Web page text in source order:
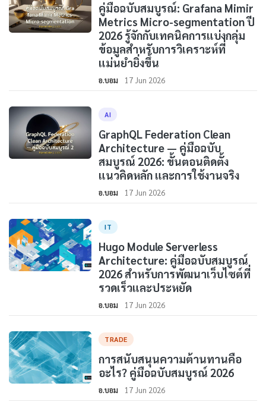
คู่มือฉบับสมบูรณ์: Grafana Mimir
Metrics Micro-segmentation ปี
2026 รู้จักกับเทคนิคการแบ่งกลุ่ม
ข้อมูลสำหรับการวิเคราะห์ที่
แม่นยำยิ่งขึ้น
อ.บอม 17 Jun 2026
AI
GraphQL Federation Clean
Architecture — คู่มือฉบับ
สมบูรณ์ 2026: ขั้นตอนติดตั้ง
แนวคิดหลัก และการใช้งานจริง
อ.บอม 17 Jun 2026
IT
Hugo Module Serverless
Architecture: คู่มือฉบับสมบูรณ์
2026 สำหรับการพัฒนาเว็บไซต์ที่
รวดเร็วและประหยัด
อ.บอม 17 Jun 2026
TRADE
การสนับสนุนความต้านทานคือ
อะไร? คู่มือฉบับสมบูรณ์ 2026
อ.บอม 17 Jun 2026